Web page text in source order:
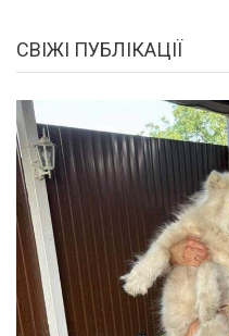
СВІЖІ ПУБЛІКАЦІЇ